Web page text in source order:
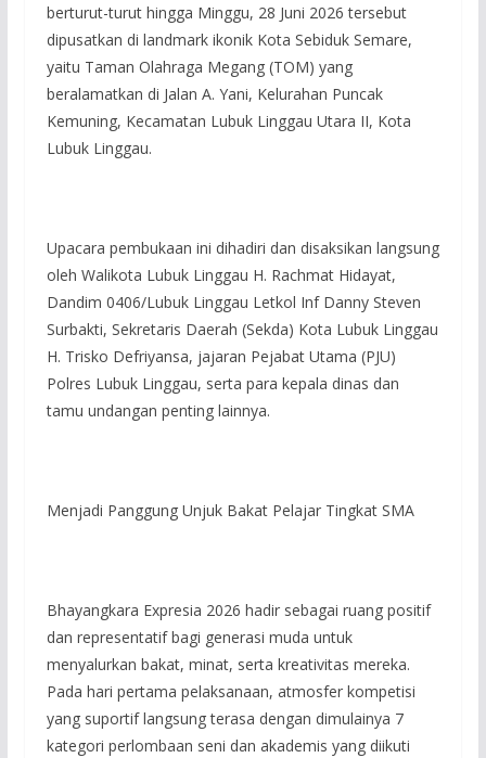
berturut-turut hingga Minggu, 28 Juni 2026 tersebut
dipusatkan di landmark ikonik Kota Sebiduk Semare,
yaitu Taman Olahraga Megang (TOM) yang
beralamatkan di Jalan A. Yani, Kelurahan Puncak
Kemuning, Kecamatan Lubuk Linggau Utara II, Kota
Lubuk Linggau.
Upacara pembukaan ini dihadiri dan disaksikan langsung
oleh Walikota Lubuk Linggau H. Rachmat Hidayat,
Dandim 0406/Lubuk Linggau Letkol Inf Danny Steven
Surbakti, Sekretaris Daerah (Sekda) Kota Lubuk Linggau
H. Trisko Defriyansa, jajaran Pejabat Utama (PJU)
Polres Lubuk Linggau, serta para kepala dinas dan
tamu undangan penting lainnya.
Menjadi Panggung Unjuk Bakat Pelajar Tingkat SMA
Bhayangkara Expresia 2026 hadir sebagai ruang positif
dan representatif bagi generasi muda untuk
menyalurkan bakat, minat, serta kreativitas mereka.
Pada hari pertama pelaksanaan, atmosfer kompetisi
yang suportif langsung terasa dengan dimulainya 7
kategori perlombaan seni dan akademis yang diikuti